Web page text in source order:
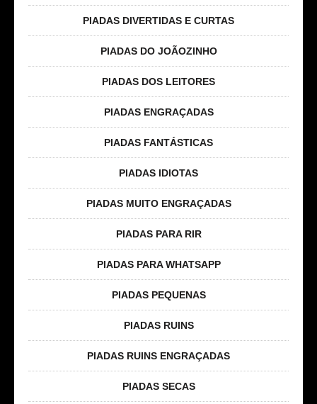
PIADAS DIVERTIDAS E CURTAS
PIADAS DO JOÃOZINHO
PIADAS DOS LEITORES
PIADAS ENGRAÇADAS
PIADAS FANTÁSTICAS
PIADAS IDIOTAS
PIADAS MUITO ENGRAÇADAS
PIADAS PARA RIR
PIADAS PARA WHATSAPP
PIADAS PEQUENAS
PIADAS RUINS
PIADAS RUINS ENGRAÇADAS
PIADAS SECAS